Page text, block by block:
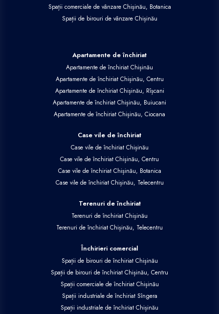
Spații comerciale de vânzare Chișinău, Botanica
Spații de birouri de vânzare Chișinău
Apartamente de închiriat
Apartamente de închiriat Chișinău
Apartamente de închiriat Chișinău, Centru
Apartamente de închiriat Chișinău, Rîșcani
Apartamente de închiriat Chișinău, Buiucani
Apartamente de închiriat Chișinău, Ciocana
Case vile de închiriat
Case vile de închiriat Chișinău
Case vile de închiriat Chișinău, Centru
Case vile de închiriat Chișinău, Botanica
Case vile de închiriat Chișinău, Telecentru
Terenuri de închiriat
Terenuri de închiriat Chișinău
Terenuri de închiriat Chișinău, Telecentru
Închirieri comercial
Spații de birouri de închiriat Chișinău
Spații de birouri de închiriat Chișinău, Centru
Spații comerciale de închiriat Chișinău
Spații industriale de închiriat Sîngera
Spații industriale de închiriat Chișinău